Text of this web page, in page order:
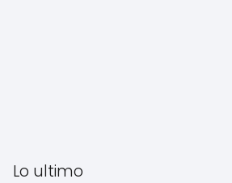
Lo ultimo